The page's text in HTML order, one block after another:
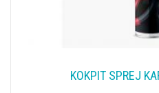
KOKPIT SPREJ